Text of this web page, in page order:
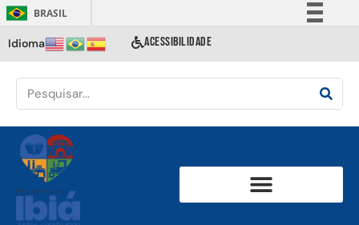
BRASIL
Comunica BR
Acesso à informação
Idioma ACESSIBILIDADE